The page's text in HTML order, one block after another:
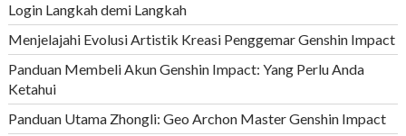
Login Langkah demi Langkah
Menjelajahi Evolusi Artistik Kreasi Penggemar Genshin Impact
Panduan Membeli Akun Genshin Impact: Yang Perlu Anda
Ketahui
Panduan Utama Zhongli: Geo Archon Master Genshin Impact